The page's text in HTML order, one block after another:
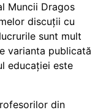
Muncii Dragos
discuții cu
sunt mult
varianta publicată
educației este
din